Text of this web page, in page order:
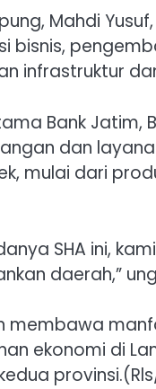
Mahdi
bisnis,
infrastruktur
Bank Jatim,
dan
mulai dari
SHA ini,
daerah,”
membawa
ekonomi di